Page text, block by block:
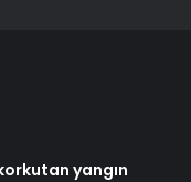
yangın